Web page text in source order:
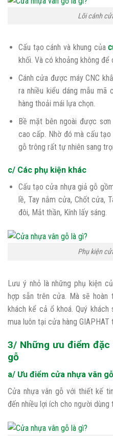
Lõi cánh
Cấu tạo cánh và khung của
khối. Và có khoảng không
Cánh cửa được máy CNC
ra nhiều kiểu dáng mẫu mã
hàng thoải mái lựa chọn.
Bề mặt bên ngoài được
cao cấp. Nhờ đó mà cấu
gỗ trông rất tự nhiên sang
c/ Các phụ kiện khác
Cấu tạo cửa nhựa giả gỗ
lề, Tay nắm cửa, Chốt cửa,
đôi, Mắt thần, Kính lấy sáng.
Phụ kiện
Lưu ý nhỏ là những phụ kiện
hợp sẵn trên cửa. Mà sẽ hoàn
khách kể cả ổ khoá. Quý
mua luôn tại cửa hàng GIAPHAT
3/ Những ưu điểm
gỗ
a/ Ưu điểm cửa nhựa vân
Cửa nhựa vân gỗ với thiết kế
đến nhiều lợi ích cho người